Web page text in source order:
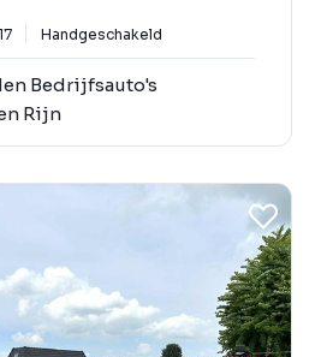
Handgeschakeld
Bedrijfsauto's
Rijn